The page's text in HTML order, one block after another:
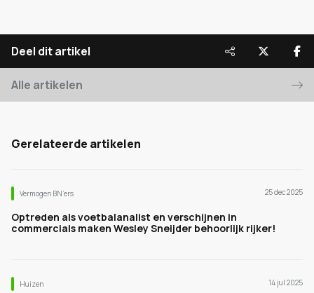
Deel dit artikel
Alle artikelen
Gerelateerde artikelen
Vermogen BN’ers 25 dec 2025
Optreden als voetbalanalist en verschijnen in
commercials maken Wesley Sneijder behoorlijk rijker!
Huizen 14 jul 2025